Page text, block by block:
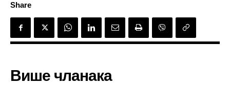
Share
Више чланака